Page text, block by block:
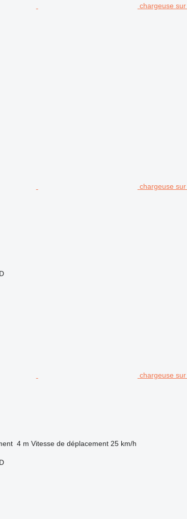
chargeuse
chargeuse
chargeuse
4 m Vitesse de déplacement 25 km/h